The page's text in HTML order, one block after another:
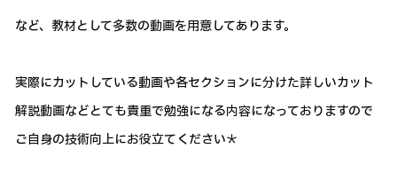
など、教材として多数の動画を用意してあります。
実際にカットしている動画や各セクションに分けた詳しいカット
解説動画などとても貴重で勉強になる内容になっておりますので
ご自身の技術向上にお役立てください＊